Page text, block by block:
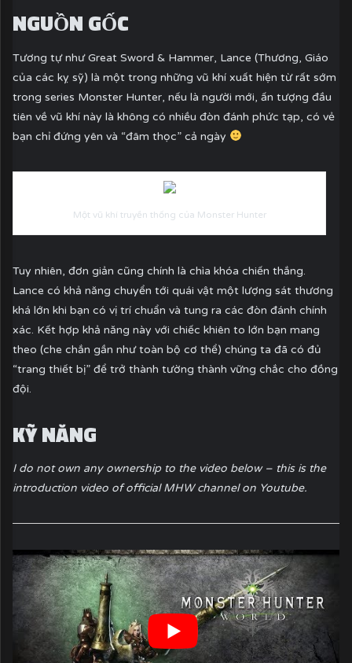
NGUỒN GỐC
Tương tự như Great Sword & Hammer, Lance (Thương, Giáo
của các kỵ sỹ) là một trong những vũ khí xuất hiện từ rất sớm
trong series Monster Hunter, nếu là người mới, ấn tượng đầu
tiên về vũ khí này là không có nhiều đòn đánh phức tạp, có vẻ
bạn chỉ đứng yên và “đâm thọc” cả ngày
Một vũ khí truyền thống của Monster Hunter
Tuy nhiên, đơn giản cũng chính là chìa khóa chiến thắng.
Lance có khả năng chuyển tới quái vật một lượng sát thương
khá lớn khi bạn có vị trí chuẩn và tung ra các đòn đánh chính
xác. Kết hợp khả năng này với chiếc khiên to lớn bạn mang
theo (che chắn gần như toàn bộ cơ thể) chúng ta đã có đủ
“trang thiết bị” để trở thành tường thành vững chắc cho đồng
đội.
KỸ NĂNG
I do not own any ownership to the video below – this is the
introduction video of official MHW channel on Youtube.